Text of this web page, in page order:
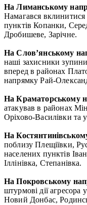
На Лиманському
Намагався
пунктів Копанки,
Дробишеве, Зарічне.
На Слов’янському
наші захисники
вперед в районах
напрямку Рай-
На Краматорському
атакував в районах
Оріхово-Василівки та
На
поблизу Плещіївки,
населених пунктів
Іллінівка, Степанівка.
На Покровському
штурмові дії агресора
Новий Донбас,